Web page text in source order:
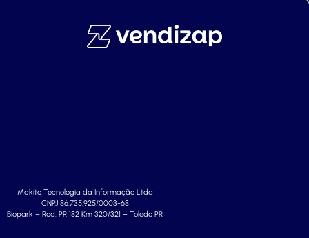
Makito Tecnologia da Informação Ltda
CNPJ 86.735.925/0003-68
Biopark – Rod. PR 182 Km 320/321 – Toledo PR